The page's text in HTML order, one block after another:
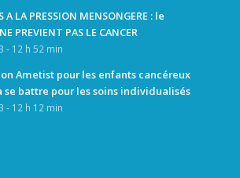
A LA PRESSION MENSONGERE : le
PREVIENT PAS LE CANCER
- 12 h 52 min
Ametist pour les enfants cancéreux
se battre pour les soins individualisés
- 12 h 12 min